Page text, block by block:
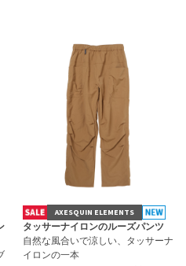
AXESQUIN ELEMENTS
タッサーナイロンのルーズパンツ
自然な風合いで涼しい、タッサーナ
イロンの一本